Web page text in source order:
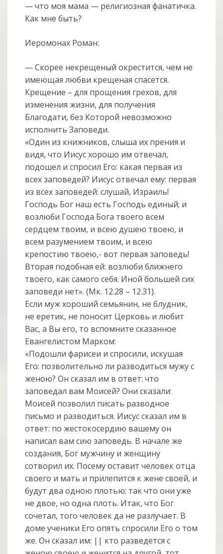
— что моя мама — религиозная фанатичка.
Как мне быть?
Иеромонах Роман:
— Скорее некрещеный окрестится, чем не
имеющая любви крещеная спасется.
Крещение – для прощения грехов, для
изменения жизни, для получения
Благодати, без Которой невозможно
исполнить Заповеди.
«Один из книжников, слыша их прения и
видя, что Иисус хорошо им отвечал,
подошел и спросил Его: какая первая из
всех заповедей? Иисус отвечал ему: первая
из всех заповедей: слушай, Израиль!
Господь Бог наш есть Господь единый; и
возлюби Господа Бога твоего всем
сердцем твоим, и всею душею твоею, и
всем разумением твоим, и всею
крепостию твоею,- вот первая заповедь!
Вторая подобная ей: возлюби ближнего
твоего, как самого себя. Иной большей сих
заповеди нет». (Мк. 12.28 – 12.31).
Если муж хороший семьянин, не блудник,
не еретик, не поносит Церковь и любит
Вас, а Вы его, то вспомните сказанное
Евангелистом Марком:
«Подошли фарисеи и спросили, искушая
Его: позволительно ли разводиться мужу с
женою? Он сказал им в ответ: что
заповедал вам Моисей? Они сказали:
Моисей позволил писать разводное
письмо и разводиться. Иисус сказал им в
ответ: по жестокосердию вашему он
написал вам сию заповедь. В начале же
создания, Бог мужчину и женщину
сотворил их. Посему оставит человек отца
своего и мать и прилепится к жене своей, и
будут два одною плотью; так что они уже
не двое, но одна плоть. Итак, что Бог
сочетал, того человек да не разлучает. В
доме ученики Его опять спросили Его о том
же. Он сказал им: || кто разведется с